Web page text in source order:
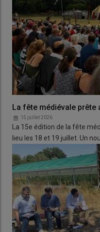
La fête médiévale prête
15 juillet 2026
La 15e édition de la fête
lieu les 18 et 19 juillet. Un